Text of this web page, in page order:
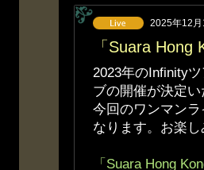
2025年12月
「Suara
2023年のInfinity
ブの開催が決定い
今回のワンマン
なります。お楽し
「Suara Hong